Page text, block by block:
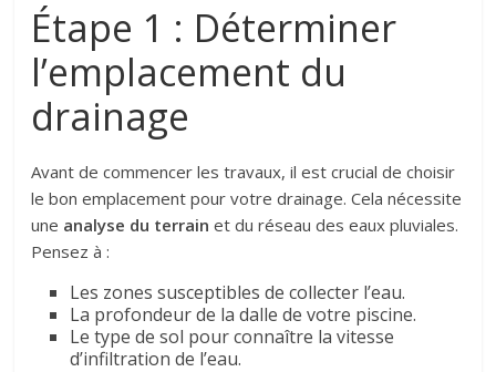
Étape 1 : Déterminer
l’emplacement du
drainage
Avant de commencer les travaux, il est crucial de choisir
le bon emplacement pour votre drainage. Cela nécessite
une analyse du terrain et du réseau des eaux pluviales.
Pensez à :
Les zones susceptibles de collecter l’eau.
La profondeur de la dalle de votre piscine.
Le type de sol pour connaître la vitesse
d’infiltration de l’eau.